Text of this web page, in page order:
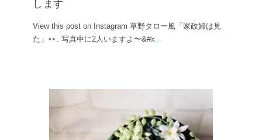
します
View this post on Instagram 草野タロー風「家政婦は見
た」
. 写真中に2人いますよ〜&#x...